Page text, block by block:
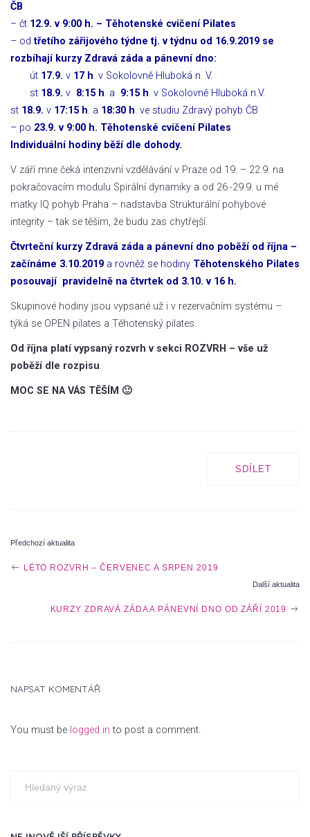
ČB
– čt 12.9. v 9:00 h. – Těhotenské cvičení Pilates
– odtřetího zářijového týdne tj. v týdnu od 16.9.2019 se
rozbíhají kurzy Zdravá záda a pánevní dno:
út 17.9. v 17 h. v Sokolovně Hluboká n. V.
st 18.9. v 8:15 h. a 9:15 h. v Sokolovně Hluboká n.V.
st 18.9. v 17:15 h. a 18:30 h. ve studiu Zdravý pohyb ČB
– po 23.9. v 9:00 h. Těhotenské cvičení Pilates
Individuální hodiny běží dle dohody.
V září mne čeká intenzivní vzdělávání v Praze od 19. – 22.9. na
pokračovacím modulu Spirální dynamiky a od 26.-29.9. u mé
matky IQ pohyb Praha – nadstavba Strukturální pohybové
integrity – tak se těším, že budu zas chytřejší.
Čtvrteční kurzy Zdravá záda a pánevní dno poběží od října –
začínáme 3.10.2019 a rovněž se hodiny Těhotenského Pilates
posouvají pravidelně na čtvrtek od 3.10. v 16 h.
Skupinové hodiny jsou vypsané už i v rezervačním systému –
týká se OPEN pilates a Těhotenský pilates.
Od října platí vypsaný rozvrh v sekci ROZVRH – vše už
poběží dle rozpisu.
MOC SE NA VÁS TĚŠÍM 🙂
SDÍLET
Předchozí aktualita
LÉTO ROZVRH – ČERVENEC A SRPEN 2019
Další aktualita
KURZY ZDRAVÁ ZÁDA A PÁNEVNÍ DNO OD ZÁŘÍ 2019
NAPSAT KOMENTÁŘ
You must be logged in to post a comment.